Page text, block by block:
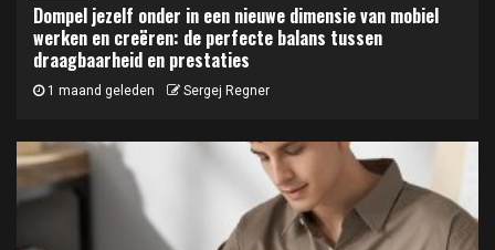
Dompel jezelf onder in een nieuwe dimensie van mobiel
werken en creëren: de perfecte balans tussen
draagbaarheid en prestaties
1 maand geleden Sergej Regner